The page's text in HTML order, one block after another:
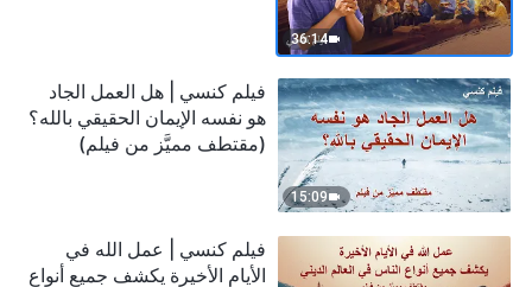
36:14
15:09
فيلم كنسي | هل العمل الجاد
هو نفسه الإيمان الحقيقي بالله؟
(مقتطف مميَّز من فيلم)
فيلم كنسي | عمل الله في
الأيام الأخيرة يكشف جميع أنواع